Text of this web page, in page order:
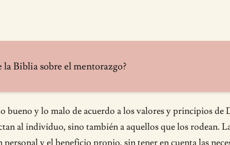
Biblia sobre el mentorazgo?
bueno y lo malo de acuerdo a los valores y principios
al individuo, sino también a aquellos que los rodean.